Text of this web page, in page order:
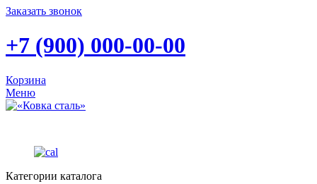
Заказать звонок
+7 (900) 000-00-00
Корзина
Меню
Категории каталога